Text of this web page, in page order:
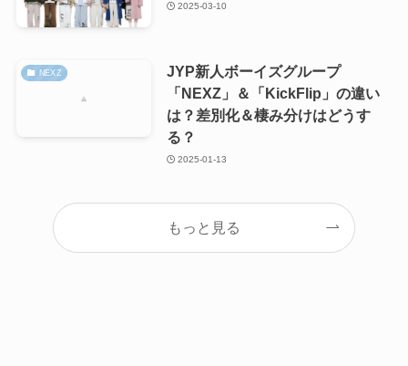
2025-03-10
NEXZ
JYP新人ボーイズグループ
「NEXZ」＆「KickFlip」の違い
は？差別化＆棲み分けはどうす
る？
2025-01-13
もっと見る